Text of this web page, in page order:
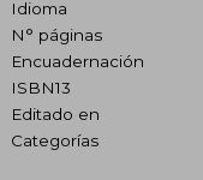
Idioma
N° páginas
Encuadernación
ISBN13
Editado en
Categorías